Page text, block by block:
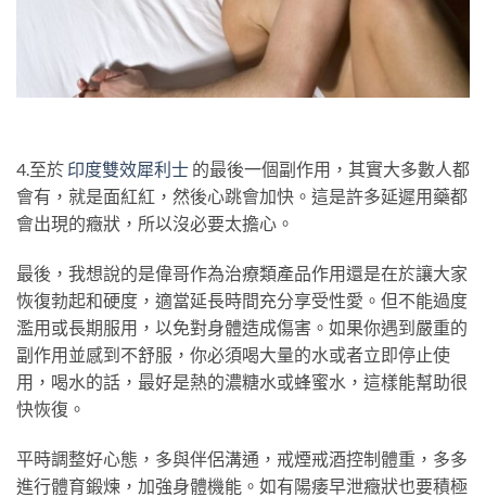
4.至於 印度雙效犀利士 的最後一個副作用，其實大多數人都
會有，就是面紅紅，然後心跳會加快。這是許多延遲用藥都
會出現的癥狀，所以沒必要太擔心。
最後，我想說的是偉哥作為治療類產品作用還是在於讓大家
恢復勃起和硬度，適當延長時間充分享受性愛。但不能過度
濫用或長期服用，以免對身體造成傷害。如果你遇到嚴重的
副作用並感到不舒服，你必須喝大量的水或者立即停止使
用，喝水的話，最好是熱的濃糖水或蜂蜜水，這樣能幫助很
快恢復。
平時調整好心態，多與伴侶溝通，戒煙戒酒控制體重，多多
進行體育鍛煉，加強身體機能。如有陽痿早泄癥狀也要積極